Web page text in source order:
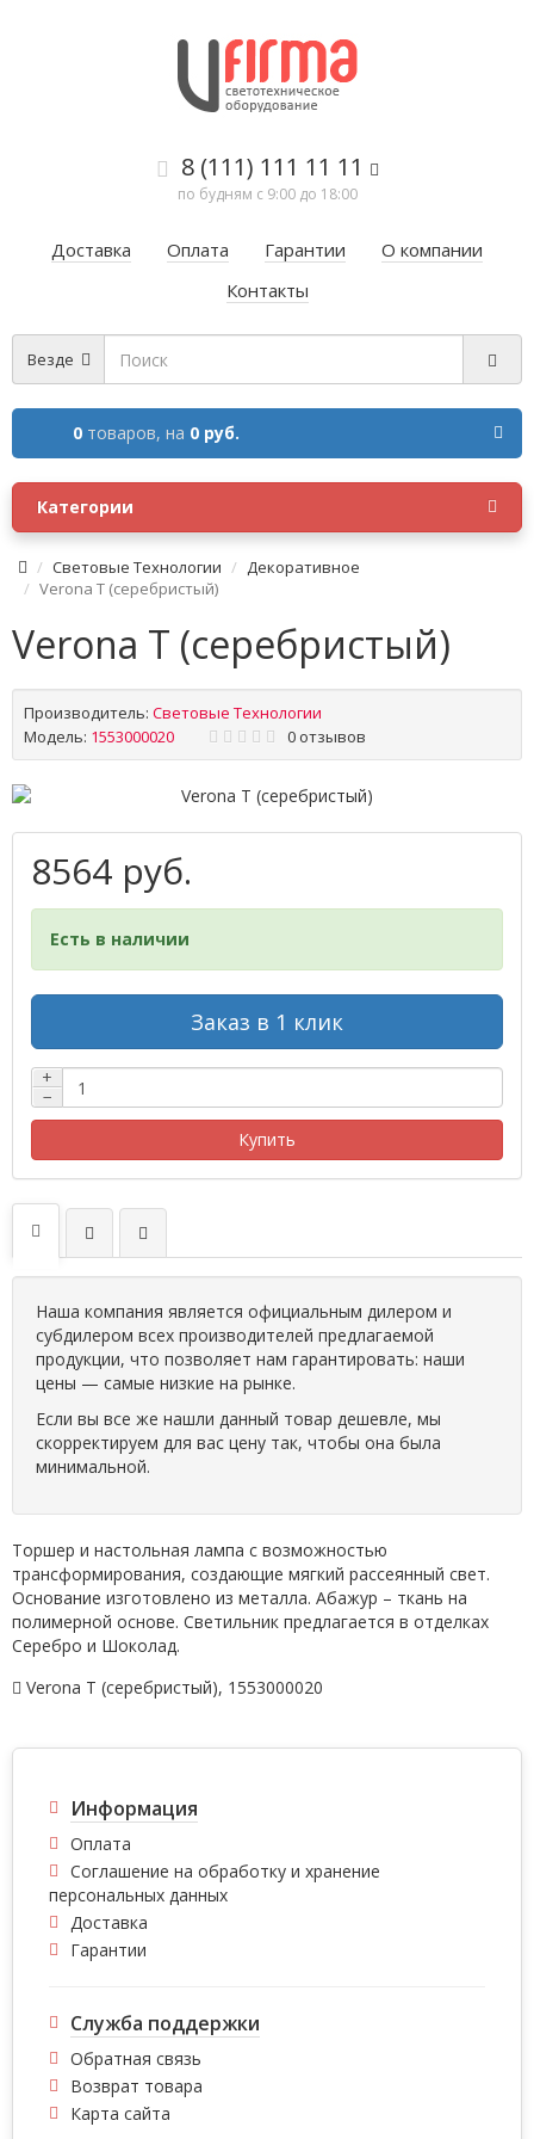
8 (111) 111 11 11
по будням с 9:00 до 18:00
Доставка Оплата Гарантии
О компании
Контакты
Везде
0 товаров, на 0 руб.
Категории
Световые Технологии
Декоративное
Verona T (серебристый)
Verona T (серебристый)
Производитель: Световые Технологии
Модель: 1553000020 0 отзывов
8564 руб.
Есть в наличии
Заказ в 1 клик
+
−
Купить
Наша компания является официальным дилером и
субдилером всех производителей предлагаемой
продукции, что позволяет нам гарантировать: наши
цены — самые низкие на рынке.
Если вы все же нашли данный товар дешевле, мы
скорректируем для вас цену так, чтобы она была
минимальной.
Торшер и настольная лампа с возможностью
трансформирования, создающие мягкий рассеянный свет.
Основание изготовлено из металла. Абажур – ткань на
полимерной основе. Светильник предлагается в отделках
Серебро и Шоколад.
Verona T (серебристый), 1553000020
Информация
Оплата
Соглашение на обработку и хранение
персональных данных
Доставка
Гарантии
Служба поддержки
Обратная связь
Возврат товара
Карта сайта